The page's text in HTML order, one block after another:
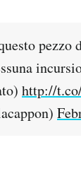
pezzo
http://